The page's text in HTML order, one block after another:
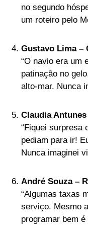
no segundo
um roteiro pelo
Gustavo Lima –
“O navio era um
patinação no
alto-mar. Nunca
Claudia
“Fiquei surpresa
pediam para ir!
Nunca imaginei
André Souza –
“Algumas taxas
serviço. Mesmo
programar bem é